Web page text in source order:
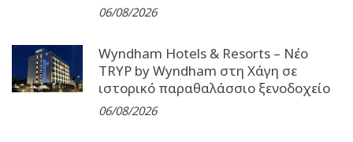
06/08/2026
Wyndham Hotels & Resorts – Νέο
TRYP by Wyndham στη Χάγη σε
ιστορικό παραθαλάσσιο ξενοδοχείο
06/08/2026